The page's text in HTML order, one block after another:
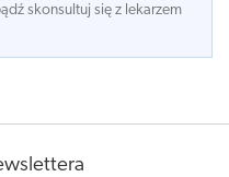
skonsultuj się z lekarzem